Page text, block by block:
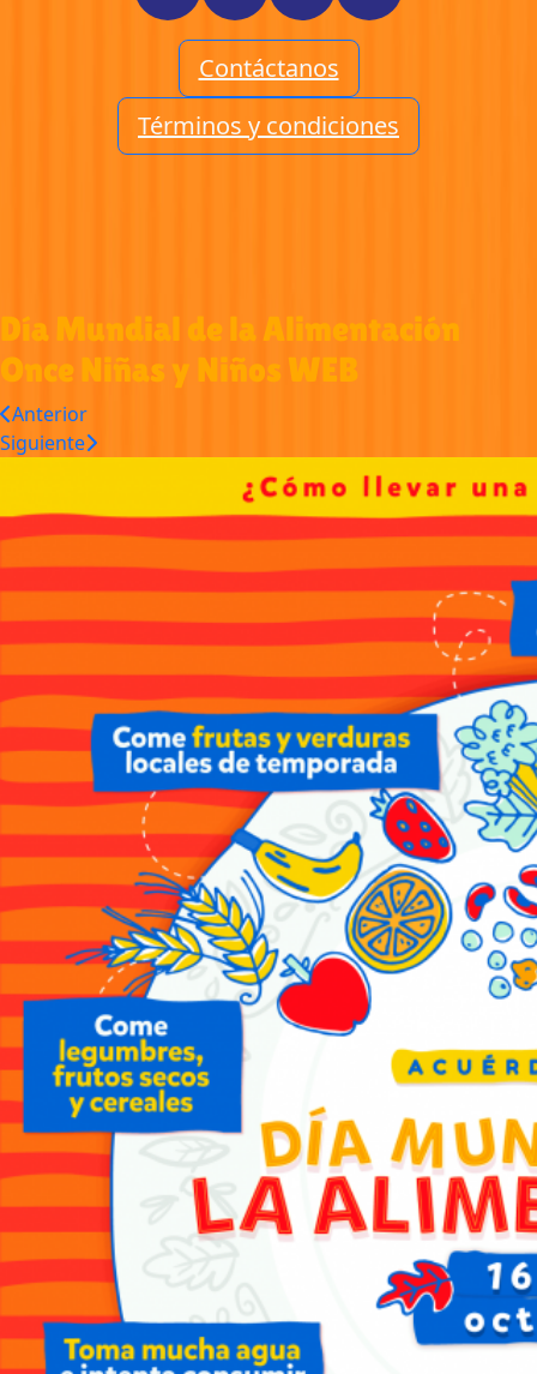
Contáctanos
Términos y condiciones
Día Mundial de la Alimentación
Once Niñas y Niños WEB
Anterior
Siguiente